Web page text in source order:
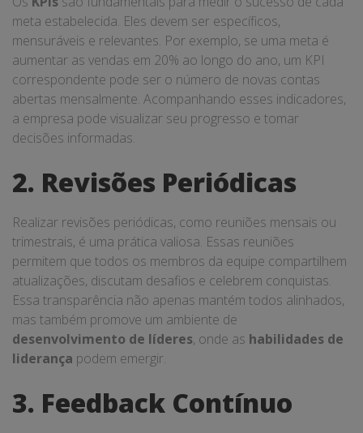
meta estabelecida. Eles devem ser específicos,
mensuráveis e relevantes. Por exemplo, se uma meta é
aumentar as vendas em 20% ao longo do ano, um KPI
correspondente pode ser o número de novas contas
abertas mensalmente. Acompanhando esses indicadores,
a empresa pode visualizar seu progresso e tomar
decisões informadas.
2. Revisões Periódicas
Realizar revisões periódicas, como reuniões mensais ou
trimestrais, é uma prática valiosa. Essas reuniões
permitem que todos os membros da equipe compartilhem
atualizações, discutam desafios e celebrem conquistas.
Essa transparência não apenas mantém todos alinhados,
mas também promove um ambiente de
desenvolvimento de líderes, onde as habilidades de
liderança podem emergir.
3. Feedback Contínuo